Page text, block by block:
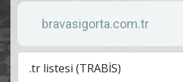
Anahtar kelime